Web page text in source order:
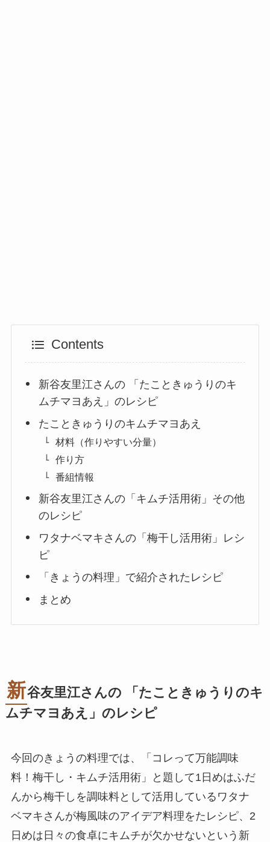
Contents
新谷友里江さんの 「たこときゅうりのキ
ムチマヨあえ」のレシピ
たこときゅうりのキムチマヨあえ
材料（作りやすい分量）
作り方
番組情報
新谷友里江さんの「キムチ活用術」その他
のレシピ
ワタナベマキさんの「梅干し活用術」レシ
ピ
「きょうの料理」で紹介されたレシピ
まとめ
新谷友里江さんの 「たこときゅうりのキ
ムチマヨあえ」のレシピ
今回のきょうの料理では、「コレって万能調味
料！梅干し・キムチ活用術」と題して1日めはふだ
んから梅干しを調味料として活用しているワタナ
ベマキさんが梅風味のアイデア料理をたレシピ、2
日めは日々の食卓にキムチが欠かせないという新